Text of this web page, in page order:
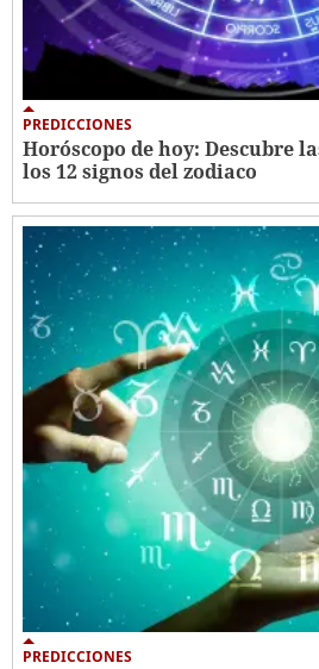
PREDICCIONES
Horóscopo de hoy: Descubre
los 12 signos del zodiaco
PREDICCIONES